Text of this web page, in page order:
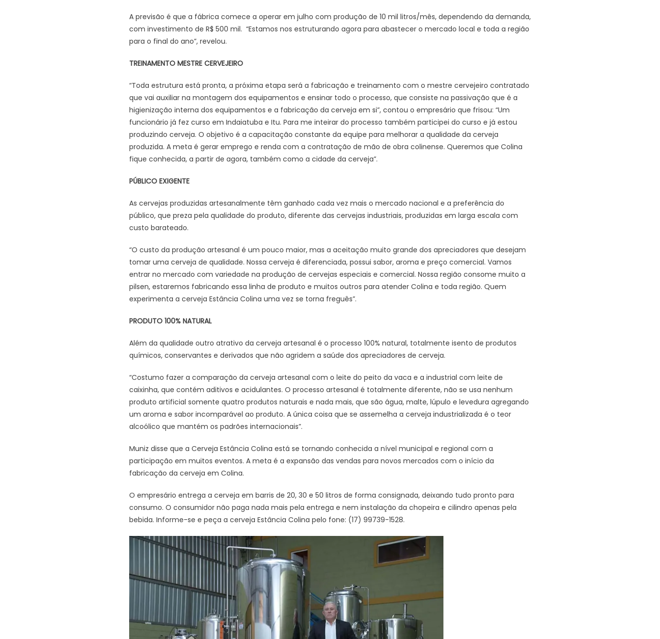
A previsão é que a fábrica comece a operar em julho com produção de 10 mil litros/mês, dependendo da demanda,
com investimento de R$ 500 mil. “Estamos nos estruturando agora para abastecer o mercado local e toda a região
para o final do ano”, revelou.
TREINAMENTO MESTRE CERVEJEIRO
“Toda estrutura está pronta, a próxima etapa será a fabricação e treinamento com o mestre cervejeiro contratado
que vai auxiliar na montagem dos equipamentos e ensinar todo o processo, que consiste na passivação que é a
higienização interna dos equipamentos e a fabricação da cerveja em si”, contou o empresário que frisou: “Um
funcionário já fez curso em Indaiatuba e Itu. Para me inteirar do processo também participei do curso e já estou
produzindo cerveja. O objetivo é a capacitação constante da equipe para melhorar a qualidade da cerveja
produzida. A meta é gerar emprego e renda com a contratação de mão de obra colinense. Queremos que Colina
fique conhecida, a partir de agora, também como a cidade da cerveja”.
PÚBLICO EXIGENTE
As cervejas produzidas artesanalmente têm ganhado cada vez mais o mercado nacional e a preferência do
público, que preza pela qualidade do produto, diferente das cervejas industriais, produzidas em larga escala com
custo barateado.
“O custo da produção artesanal é um pouco maior, mas a aceitação muito grande dos apreciadores que desejam
tomar uma cerveja de qualidade. Nossa cerveja é diferenciada, possui sabor, aroma e preço comercial. Vamos
entrar no mercado com variedade na produção de cervejas especiais e comercial. Nossa região consome muito a
pilsen, estaremos fabricando essa linha de produto e muitos outros para atender Colina e toda região. Quem
experimenta a cerveja Estância Colina uma vez se torna freguês”.
PRODUTO 100% NATURAL
Além da qualidade outro atrativo da cerveja artesanal é o processo 100% natural, totalmente isento de produtos
químicos, conservantes e derivados que não agridem a saúde dos apreciadores de cerveja.
“Costumo fazer a comparação da cerveja artesanal com o leite do peito da vaca e a industrial com leite de
caixinha, que contém aditivos e acidulantes. O processo artesanal é totalmente diferente, não se usa nenhum
produto artificial somente quatro produtos naturais e nada mais, que são água, malte, lúpulo e levedura agregando
um aroma e sabor incomparável ao produto. A única coisa que se assemelha a cerveja industrializada é o teor
alcoólico que mantém os padrões internacionais”.
Muniz disse que a Cerveja Estância Colina está se tornando conhecida a nível municipal e regional com a
participação em muitos eventos. A meta é a expansão das vendas para novos mercados com o início da
fabricação da cerveja em Colina.
O empresário entrega a cerveja em barris de 20, 30 e 50 litros de forma consignada, deixando tudo pronto para
consumo. O consumidor não paga nada mais pela entrega e nem instalação da chopeira e cilindro apenas pela
bebida. Informe-se e peça a cerveja Estância Colina pelo fone: (17) 99739-1528.